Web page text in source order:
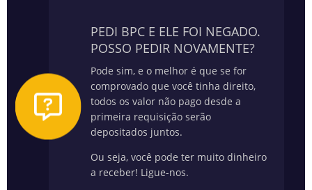
PEDI BPC E ELE FOI NEGADO.
POSSO PEDIR NOVAMENTE?
Pode sim, e o melhor é que se for
comprovado que você tinha direito,
todos os valor não pago desde a
primeira requisição serão
depositados juntos.
Ou seja, você pode ter muito dinheiro
a receber! Ligue-nos.